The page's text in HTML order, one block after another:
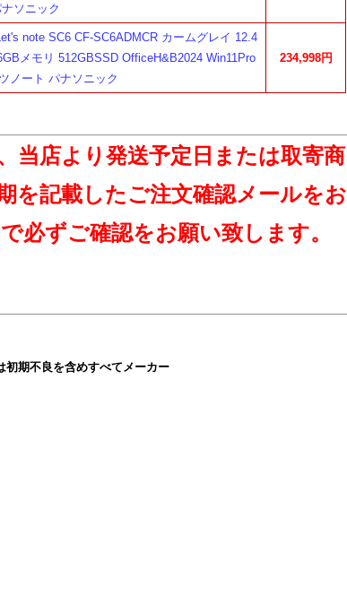
ソニック
note SC6 CF-SC6ADMCR カームグレイ 12.4
メモリ 512GBSSD OfficeH&B2024 Win11Pro
ノート パナソニック
234,998円
当店より発送予定日または取寄商
を記載したご注文確認メールをお
必ずご確認をお願い致します。
期不良を含めすべてメーカー